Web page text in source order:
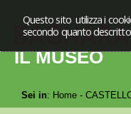
Questo sito utilizza i
secondo quanto descritto
IL MUSEO
Sei in: Home -